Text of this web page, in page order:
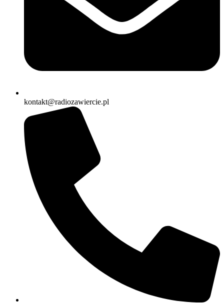
kontakt@radiozawiercie.pl